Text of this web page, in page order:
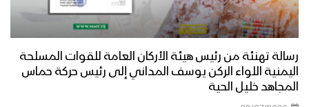
رسالة تهنئة من رئيس هيئة الأركان العامة للقوات المسلحة
اليمنية اللواء الركن يوسف المداني إلى رئيس حركة حماس
المجاهد خليل الحية